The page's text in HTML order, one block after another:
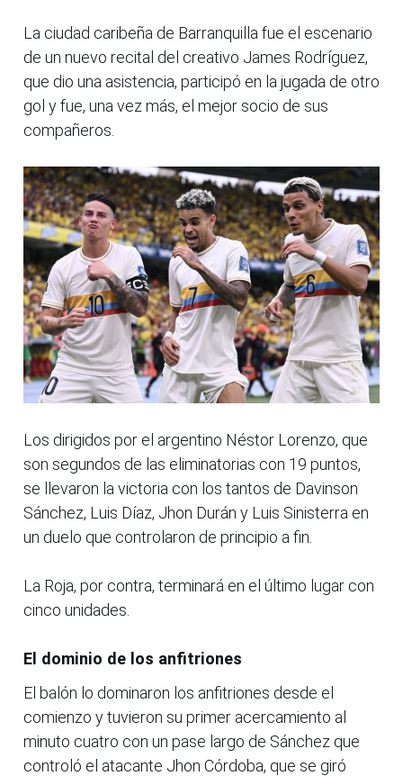
La ciudad caribeña de Barranquilla fue el escenario
de un nuevo recital del creativo James Rodríguez,
que dio una asistencia, participó en la jugada de otro
gol y fue, una vez más, el mejor socio de sus
compañeros.
Los dirigidos por el argentino Néstor Lorenzo, que
son segundos de las eliminatorias con 19 puntos,
se llevaron la victoria con los tantos de Davinson
Sánchez, Luis Díaz, Jhon Durán y Luis Sinisterra en
un duelo que controlaron de principio a fin.
La Roja, por contra, terminará en el último lugar con
cinco unidades.
El dominio de los anfitriones
El balón lo dominaron los anfitriones desde el
comienzo y tuvieron su primer acercamiento al
minuto cuatro con un pase largo de Sánchez que
controló el atacante Jhon Córdoba, que se giró